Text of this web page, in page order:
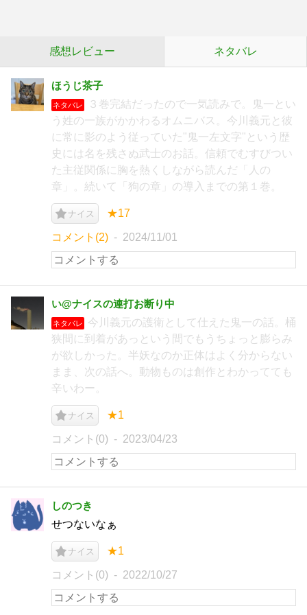
感想レビュー ネタバレ
ほうじ茶子
ネタバレ
３巻完結だったので一気読みで。鬼一とい
う姓の一族がかかわるオムニバス。今川義元と彼
に常に影のよう従っていた"鬼一左文字"という歴
史には名を残さぬ武士のお話。信頼でむすびつい
た主従関係に胸を熱くしながら読んだ「人の
章」。続いて「狗の章」の導入までの第１巻。
ナイス ★17
コメント(2) 2024/11/01
い@ナイスの連打お断り中
ネタバレ
今川義元の護衛として仕えた鬼一の話。桶
狭間に到着があっという間でもうちょっと膨らみ
が欲しかった。半妖なのか正体はよく分からない
まま、次の話へ。動物ものは創作とわかってても
辛いわー。
ナイス ★1
コメント(0) 2023/04/23
しのつき
せつないなぁ
ナイス ★1
コメント(0) 2022/10/27